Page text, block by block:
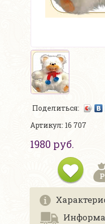
Поделиться:
Артикул: 16 707
1980 руб.